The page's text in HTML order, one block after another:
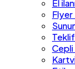
El
Flyer